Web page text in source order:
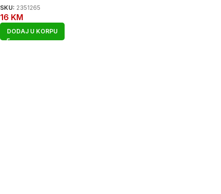
SKU: 2351265
16 KM
DODAJ U KORPU